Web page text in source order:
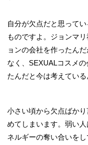
自分が欠点だと思って
ものですよ。ジョンマ
ョンの会社を作ったん
なく、SEXUALコスメ
たんだと今は考えている
小さい頃から欠点ばか
めてしまいます。弱い
ネルギーの奪い合いを